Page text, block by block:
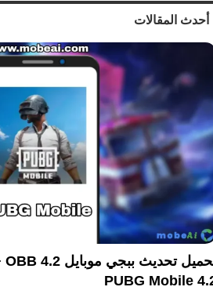
أحدث المقالات
PUBG Mobile